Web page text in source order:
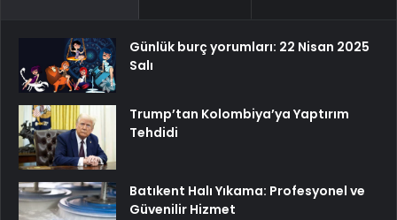
Günlük burç yorumları: 22 Nisan 2025
Salı
Trump’tan Kolombiya’ya Yaptırım
Tehdidi
Batıkent Halı Yıkama: Profesyonel ve
Güvenilir Hizmet